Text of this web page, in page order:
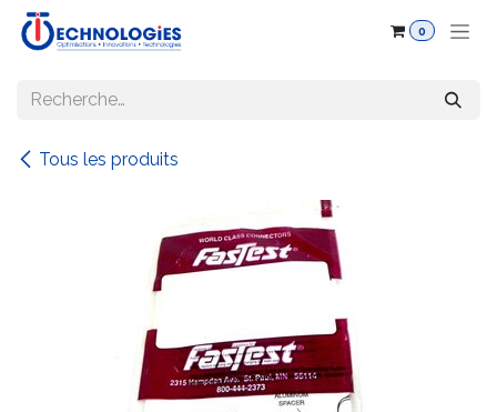
Se rendre au contenu
0
Tous les produits